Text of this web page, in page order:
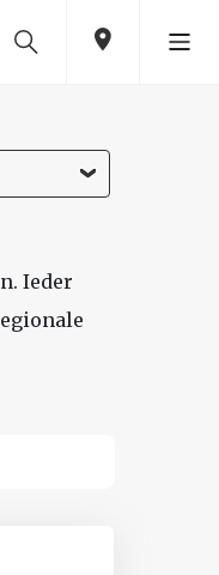
Ieder